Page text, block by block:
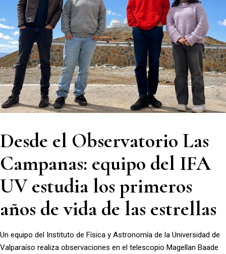
Desde el Observatorio Las
Campanas: equipo del IFA
UV estudia los primeros
años de vida de las estrellas
Un equipo del Instituto de Física y Astronomía de la Universidad de
Valparaíso realiza observaciones en el telescopio Magellan Baade